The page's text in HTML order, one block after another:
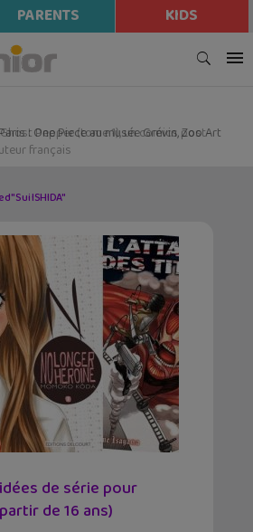
PARENTS KIDS
: One Piece au musée Grévin, Zoo Art
"Sui ISHIDA"
de série pour
de 16 ans)